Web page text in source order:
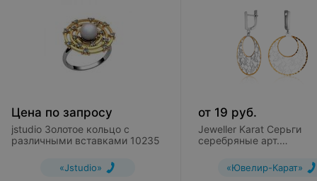
Цена по запросу
jstudio Золотое кольцо с
различными вставками 10235
«Jstudio»
от 19 руб.
Jeweller Karat Серьги
серебряные арт.
«Ювелир-Карат»